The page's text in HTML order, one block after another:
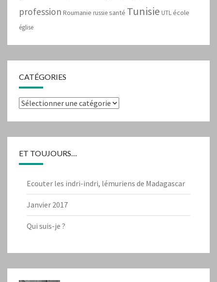
profession Roumanie russiesanté Tunisie UTLécole
église
CATÉGORIES
Catégories
ET TOUJOURS…
Ecouter les indri-indri, lémuriens de Madagascar
Janvier 2017
Qui suis-je ?